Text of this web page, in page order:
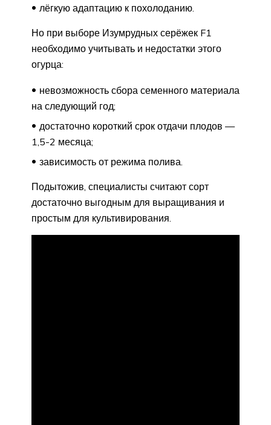
лёгкую адаптацию к похолоданию.
Но при выборе Изумрудных серёжек F1
необходимо учитывать и недостатки этого
огурца:
невозможность сбора семенного материала
на следующий год;
достаточно короткий срок отдачи плодов —
1,5-2 месяца;
зависимость от режима полива.
Подытожив, специалисты считают сорт
достаточно выгодным для выращивания и
простым для культивирования.